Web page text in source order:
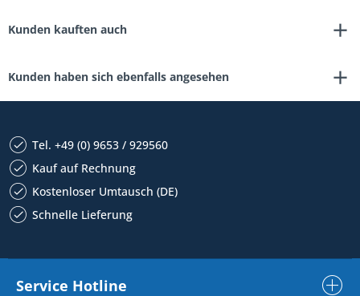
Kunden kauften auch
Kunden haben sich ebenfalls angesehen
Tel. +49 (0) 9653 / 929560
Kauf auf Rechnung
Kostenloser Umtausch (DE)
Schnelle Lieferung
Service Hotline